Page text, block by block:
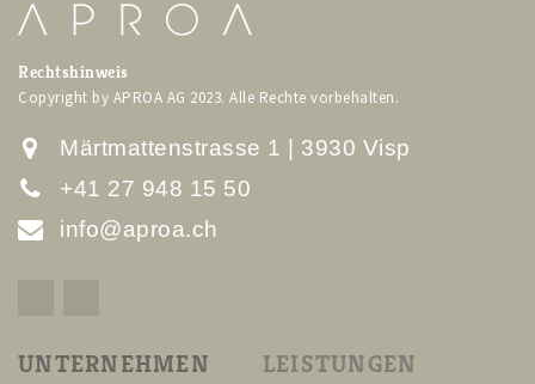
Rechtshinweis
Copyright by APROA AG 2023. Alle Rechte vorbehalten.
Märtmattenstrasse 1 | 3930 Visp
+41 27 948 15 50
info@aproa.ch
UNTERNEHMEN LEISTUNGEN